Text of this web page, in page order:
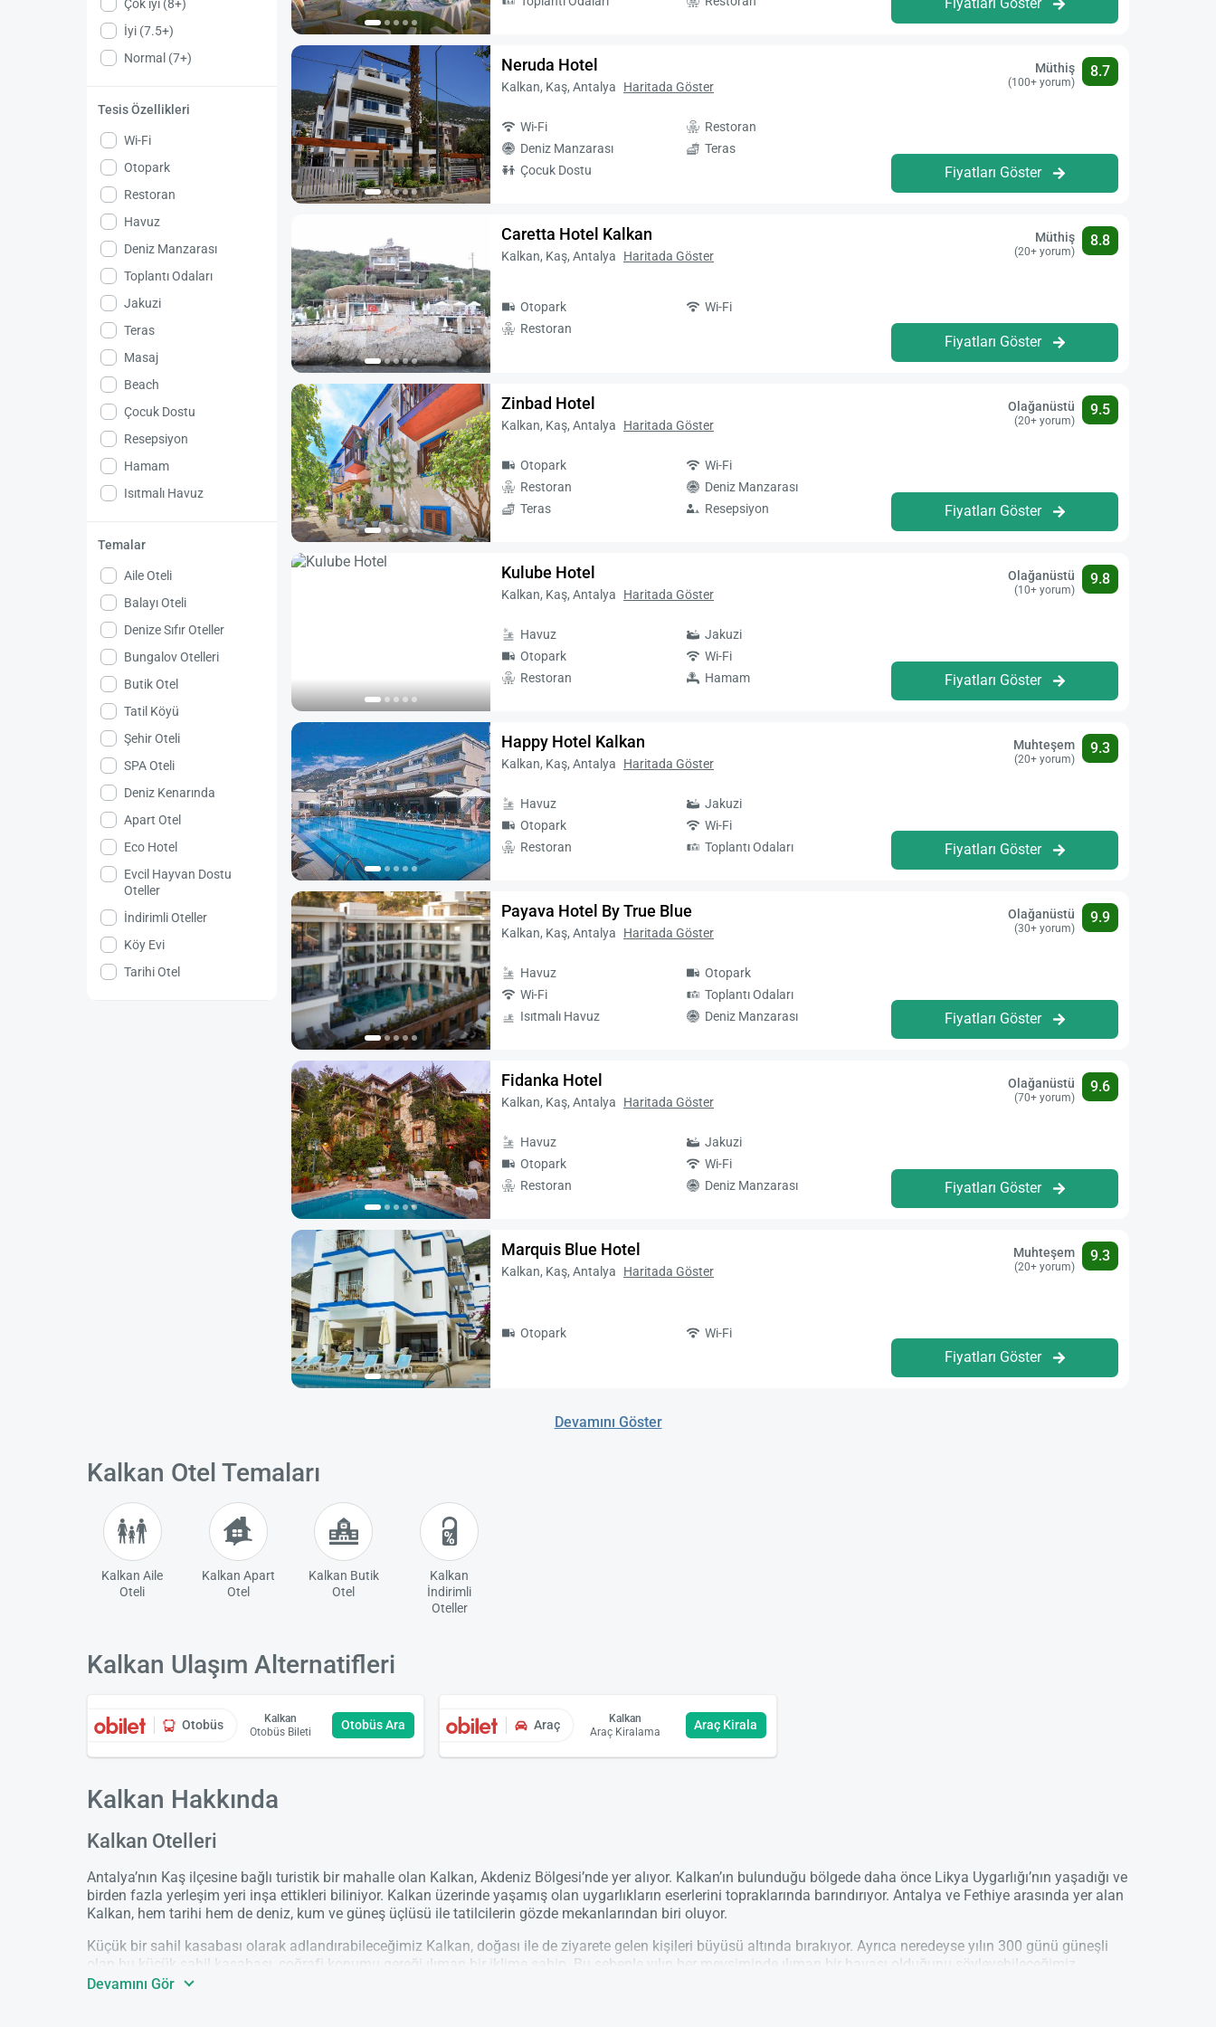
Çok iyi (8+)
İyi (7.5+)
Normal (7+)
Tesis Özellikleri
Wi-Fi
Otopark
Restoran
Havuz
Deniz Manzarası
Toplantı Odaları
Jakuzi
Teras
Masaj
Beach
Çocuk Dostu
Resepsiyon
Hamam
Isıtmalı Havuz
Temalar
Aile Oteli
Balayı Oteli
Denize Sıfır Oteller
Bungalov Otelleri
Butik Otel
Tatil Köyü
Şehir Oteli
SPA Oteli
Deniz Kenarında
Apart Otel
Eco Hotel
Evcil Hayvan Dostu
Oteller
İndirimli Oteller
Köy Evi
Tarihi Otel
Neruda Hotel
Kalkan, Kaş, Antalya Haritada Göster
Wi-Fi
Restoran
Deniz Manzarası
Teras
Çocuk Dostu
Müthiş
(100+ yorum)
8.7
Fiyatları Göster
Caretta Hotel Kalkan
Kalkan, Kaş, Antalya Haritada Göster
Otopark
Wi-Fi
Restoran
Müthiş
(20+ yorum)
8.8
Fiyatları Göster
Zinbad Hotel
Kalkan, Kaş, Antalya Haritada Göster
Otopark
Wi-Fi
Restoran
Deniz Manzarası
Teras
Resepsiyon
Olağanüstü
(20+ yorum)
9.5
Fiyatları Göster
Kulube Hotel
Kalkan, Kaş, Antalya Haritada Göster
Havuz
Jakuzi
Otopark
Wi-Fi
Restoran
Hamam
Olağanüstü
(10+ yorum)
9.8
Fiyatları Göster
Happy Hotel Kalkan
Kalkan, Kaş, Antalya Haritada Göster
Havuz
Jakuzi
Otopark
Wi-Fi
Restoran
Toplantı Odaları
Muhteşem
(20+ yorum)
9.3
Fiyatları Göster
Payava Hotel By True Blue
Kalkan, Kaş, Antalya Haritada Göster
Havuz
Otopark
Wi-Fi
Toplantı Odaları
Isıtmalı Havuz
Deniz Manzarası
Olağanüstü
(30+ yorum)
9.9
Fiyatları Göster
Fidanka Hotel
Kalkan, Kaş, Antalya Haritada Göster
Havuz
Jakuzi
Otopark
Wi-Fi
Restoran
Deniz Manzarası
Olağanüstü
(70+ yorum)
9.6
Fiyatları Göster
Marquis Blue Hotel
Kalkan, Kaş, Antalya Haritada Göster
Otopark Wi-Fi
Muhteşem
(20+ yorum)
9.3
Fiyatları Göster
Devamını Göster
Kalkan Otel Temaları
Kalkan Aile
Oteli
Kalkan Apart
Otel
Kalkan Butik
Otel
Kalkan
İndirimli
Oteller
Kalkan Ulaşım Alternatifleri
Otobüs
Kalkan
Otobüs Bileti
Otobüs Ara Araç
Kalkan
Araç Kiralama
Araç Kirala
Kalkan Hakkında
Kalkan Otelleri
Antalya’nın Kaş ilçesine bağlı turistik bir mahalle olan Kalkan, Akdeniz Bölgesi’nde yer alıyor. Kalkan’ın bulunduğu bölgede daha önce Likya Uygarlığı’nın yaşadığı ve
birden fazla yerleşim yeri inşa ettikleri biliniyor. Kalkan üzerinde yaşamış olan uygarlıkların eserlerini topraklarında barındırıyor. Antalya ve Fethiye arasında yer alan
Kalkan, hem tarihi hem de deniz, kum ve güneş üçlüsü ile tatilcilerin gözde mekanlarından biri oluyor.
Küçük bir sahil kasabası olarak adlandırabileceğimiz Kalkan, doğası ile de ziyarete gelen kişileri büyüsü altında bırakıyor. Ayrıca neredeyse yılın 300 günü güneşli
olan bu küçük sahil kasabası, coğrafi konumu gereği ılıman bir iklime sahip. Bu sebeple yılın her mevsiminde ılıman bir havası olduğunu söyleyebileceğimiz
Kalkan’da yazlar sıcak ve kurak, kışlar ise yağışlı, parçalı bulutlu ve ılıman geçiyor. Yıl içerisinde ise sıcaklığın 6 ve 34 derece arasında seyrettiği görülmekte olan
Devamını Gör